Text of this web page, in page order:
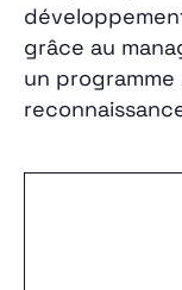
grâce au
un